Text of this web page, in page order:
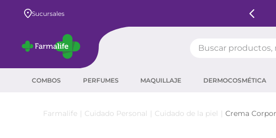
Sucursales
COMBOS PERFUMES MAQUILLAJE DERMOCOSMÉTICA
Cuidado Personal Cuidado de la piel Crema